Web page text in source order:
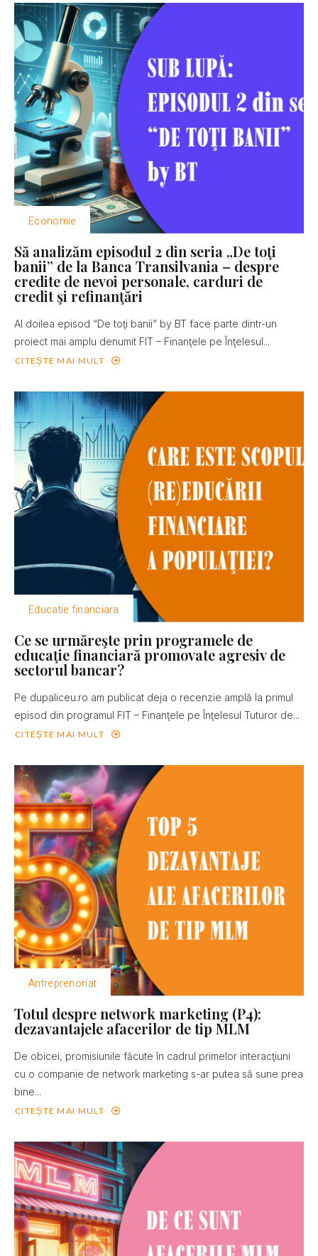
Economie
Să analizăm episodul 2 din seria „De toţi
banii” de la Banca Transilvania – despre
credite de nevoi personale, carduri de
credit şi refinanţări
Al doilea episod “De toţi banii” by BT face parte dintr-un
proiect mai amplu denumit FIT – Finanţele pe Înţelesul...
CITEȘTE MAI MULT
Educatie financiara
Ce se urmăreşte prin programele de
educaţie financiară promovate agresiv de
sectorul bancar?
Pe dupaliceu.ro am publicat deja o recenzie amplă la primul
episod din programul FIT – Finanţele pe Înţelesul Tuturor de...
CITEȘTE MAI MULT
Antreprenoriat
Totul despre network marketing (P4):
dezavantajele afacerilor de tip MLM
De obicei, promisiunile făcute în cadrul primelor interacţiuni
cu o companie de network marketing s-ar putea să sune prea
bine...
CITEȘTE MAI MULT